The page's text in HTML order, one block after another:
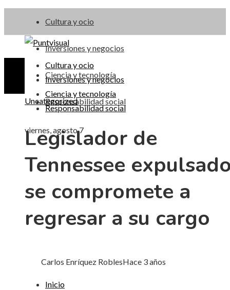
Cultura y ocio
Inversiones y negocios
Ciencia y tecnología
Responsabilidad social
viernes, agosto 7
Cultura y ocio
Inversiones y negocios
Ciencia y tecnología
Responsabilidad social
Uncategorized
Legislador de
Tennessee
se compromete a
regresar a su cargo
Carlos Enríquez RoblesHace 3 años
Inicio